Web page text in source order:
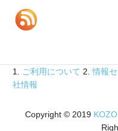
ブ
1. ご利用について 2.情報
社情報
Copyright © 2019